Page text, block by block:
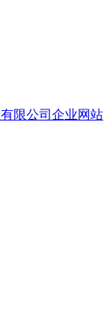
限公司企业网站